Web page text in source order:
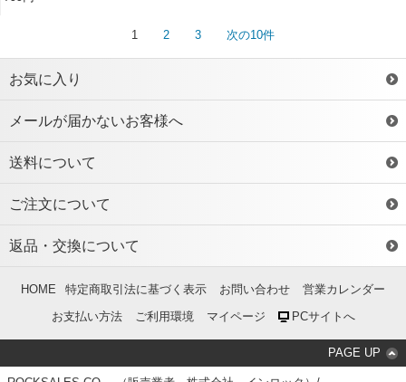
1 2 3 次の10件
お気に入り
メールが届かないお客様へ
送料について
ご注文について
返品・交換について
HOME 特定商取引法に基づく表示 お問い合わせ
営業カレンダー
お支払い方法
ご利用環境 マイページ PCサイトへ
PAGE UP